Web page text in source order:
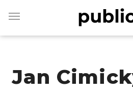
main
Jan
Vyhledávejte na